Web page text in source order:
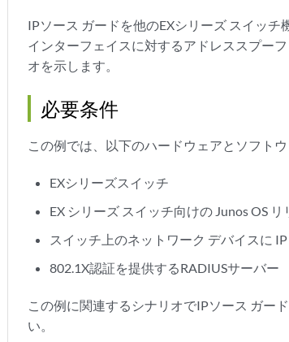
IPソース ガードを他のEXシリーズ スイッ
インターフェイスに対するアドレススプー
オを示します。
必要条件
この例では、以下のハードウェアとソフト
EXシリーズスイッチ
EX シリーズ スイッチ向けの Junos OS リ
スイッチ上のネットワーク デバイスに
802.1X認証を提供するRADIUSサーバー
この例に関連するシナリオでIPソース ガー
い。